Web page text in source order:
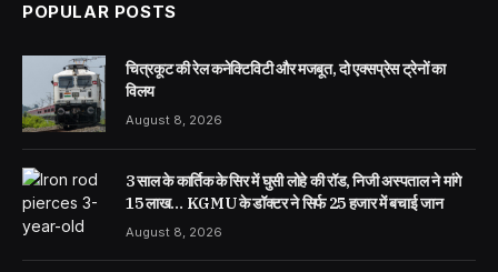
POPULAR POSTS
चित्रकूट की रेल कनेक्टिविटी और मजबूत, दो एक्सप्रेस ट्रेनों का
विलय
August 8, 2026
3 साल के कार्तिक के सिर में घुसी लोहे की रॉड, निजी अस्पताल ने मांगे
15 लाख… KGMU के डॉक्टर ने सिर्फ 25 हजार में बचाई जान
August 8, 2026